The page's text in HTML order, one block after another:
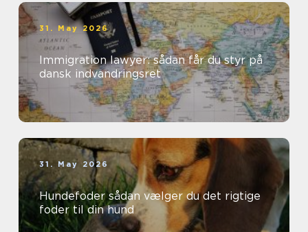
31. May 2026
Immigration lawyer: sådan får du styr på
dansk indvandringsret
31. May 2026
Hundefoder sådan vælger du det rigtige
foder til din hund